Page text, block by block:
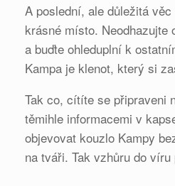
A poslední, ale důležitá
krásné místo. Neodhazujte
a buďte ohleduplní k
Kampa je klenot, který si
Tak co, cítíte se připraveni
těmihle informacemi v
objevovat kouzlo Kampy
na tváři. Tak vzhůru do